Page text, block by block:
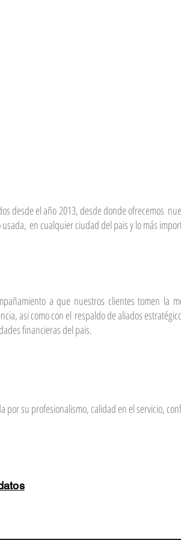
desde el año 2013, desde donde ofrecemos
en cualquier ciudad del pais y lo más
a que nuestros clientes tomen
asi como con el respaldo de aliados
financieras del pais.
por su profesionalismo, calidad en el servicio,